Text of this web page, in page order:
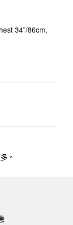
34”/86cm,
。